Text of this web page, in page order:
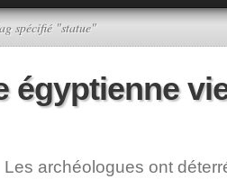
spécifié "statue"
égyptienne
Les archéologues ont